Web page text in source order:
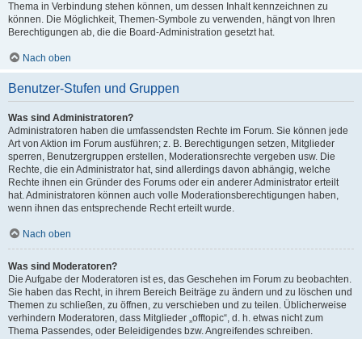
Thema in Verbindung stehen können, um dessen Inhalt kennzeichnen zu
können. Die Möglichkeit, Themen-Symbole zu verwenden, hängt von Ihren
Berechtigungen ab, die die Board-Administration gesetzt hat.
Nach oben
Benutzer-Stufen und Gruppen
Was sind Administratoren?
Administratoren haben die umfassendsten Rechte im Forum. Sie können jede
Art von Aktion im Forum ausführen; z. B. Berechtigungen setzen, Mitglieder
sperren, Benutzergruppen erstellen, Moderationsrechte vergeben usw. Die
Rechte, die ein Administrator hat, sind allerdings davon abhängig, welche
Rechte ihnen ein Gründer des Forums oder ein anderer Administrator erteilt
hat. Administratoren können auch volle Moderationsberechtigungen haben,
wenn ihnen das entsprechende Recht erteilt wurde.
Nach oben
Was sind Moderatoren?
Die Aufgabe der Moderatoren ist es, das Geschehen im Forum zu beobachten.
Sie haben das Recht, in ihrem Bereich Beiträge zu ändern und zu löschen und
Themen zu schließen, zu öffnen, zu verschieben und zu teilen. Üblicherweise
verhindern Moderatoren, dass Mitglieder „offtopic“, d. h. etwas nicht zum
Thema Passendes, oder Beleidigendes bzw. Angreifendes schreiben.